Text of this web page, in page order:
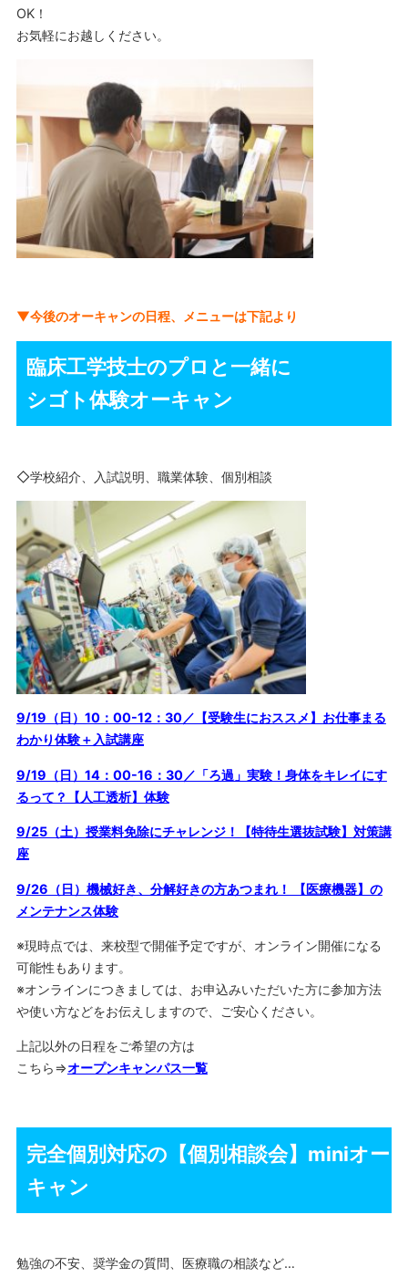
OK！
お気軽にお越しください。
▼今後のオーキャンの日程、メニューは下記より
臨床工学技士のプロと一緒に
シゴト体験オーキャン
◇学校紹介、入試説明、職業体験、個別相談
9/19（日）10：00-12：30／【受験生におススメ】お仕事まる
わかり体験＋入試講座
9/19（日）14：00-16：30／「ろ過」実験！身体をキレイにす
るって？【人工透析】体験
9/25（土）授業料免除にチャレンジ！【特待生選抜試験】対策講
座
9/26（日）機械好き、分解好きの方あつまれ！ 【医療機器】の
メンテナンス体験
※現時点では、来校型で開催予定ですが、オンライン開催になる
可能性もあります。
※オンラインにつきましては、お申込みいただいた方に参加方法
や使い方などをお伝えしますので、ご安心ください。
上記以外の日程をご希望の方は
こちら⇒オープンキャンパス一覧
完全個別対応の【個別相談会】miniオー
キャン
勉強の不安、奨学金の質問、医療職の相談など…